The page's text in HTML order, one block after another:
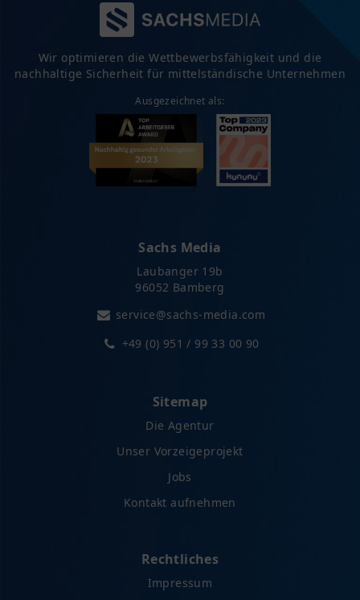
Wir optimieren die Wettbewerbsfähigkeit und die
nachhaltige Sicherheit für mittelständische Unternehmen
Ausgezeichnet als:
Sachs Media
Laubanger 19b
96052 Bamberg
service@sachs-media.com
+49 (0) 951 / 99 33 00 90
Sitemap
Die Agentur
Unser Vorzeigeprojekt
Jobs
Kontakt aufnehmen
Rechtliches
Impressum